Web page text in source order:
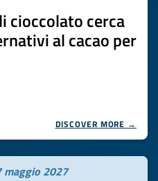
cioccolato cerca
al cacao per
DISCOVER MORE →
maggio 2027